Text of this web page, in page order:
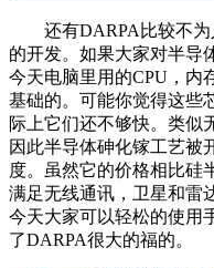
还有DARPA比较不为
的开发。如果大家对半导
今天电脑里用的CPU，内
基础的。可能你觉得这些
际上它们还不够快。类似
因此半导体砷化镓工艺被
度。虽然它的价格相比硅
满足无线通讯，卫星和雷
今天大家可以轻松的使用
了DARPA很大的福的。